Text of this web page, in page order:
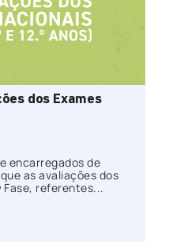
dos Exames
encarregados de
as avaliações dos
Fase, referentes...